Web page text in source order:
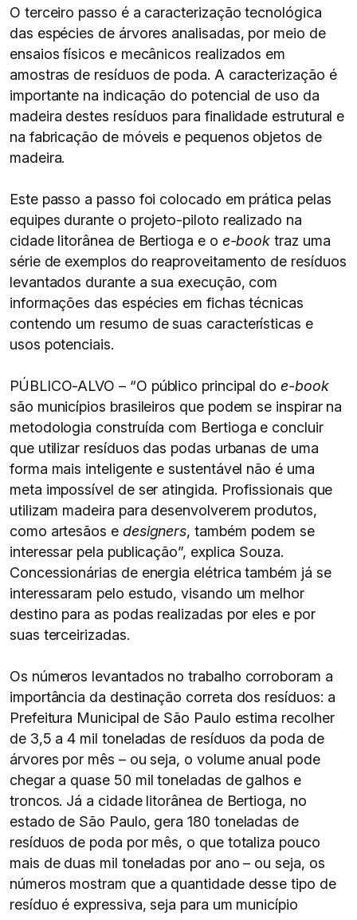
O terceiro passo é a caracterização tecnológica
das espécies de árvores analisadas, por meio de
ensaios físicos e mecânicos realizados em
amostras de resíduos de poda. A caracterização é
importante na indicação do potencial de uso da
madeira destes resíduos para finalidade estrutural e
na fabricação de móveis e pequenos objetos de
madeira.
Este passo a passo foi colocado em prática pelas
equipes durante o projeto-piloto realizado na
cidade litorânea de Bertioga e o e-book traz uma
série de exemplos do reaproveitamento de resíduos
levantados durante a sua execução, com
informações das espécies em fichas técnicas
contendo um resumo de suas características e
usos potenciais.
PÚBLICO-ALVO – “O público principal doe-book
são municípios brasileiros que podem se inspirar na
metodologia construída com Bertioga e concluir
que utilizar resíduos das podas urbanas de uma
forma mais inteligente e sustentável não é uma
meta impossível de ser atingida. Profissionais que
utilizam madeira para desenvolverem produtos,
como artesãos e designers, também podem se
interessar pela publicação”, explica Souza.
Concessionárias de energia elétrica também já se
interessaram pelo estudo, visando um melhor
destino para as podas realizadas por eles e por
suas terceirizadas.
Os números levantados no trabalho corroboram a
importância da destinação correta dos resíduos: a
Prefeitura Municipal de São Paulo estima recolher
de 3,5 a 4 mil toneladas de resíduos da poda de
árvores por mês – ou seja, o volume anual pode
chegar a quase 50 mil toneladas de galhos e
troncos. Já a cidade litorânea de Bertioga, no
estado de São Paulo, gera 180 toneladas de
resíduos de poda por mês, o que totaliza pouco
mais de duas mil toneladas por ano – ou seja, os
números mostram que a quantidade desse tipo de
resíduo é expressiva, seja para um município